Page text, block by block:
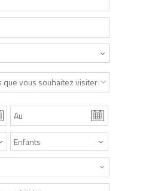
vous souhaitez visiter